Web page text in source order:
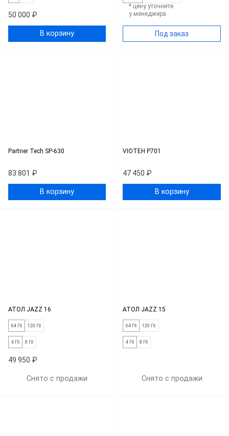
50 000 ₽
В корзину
* цену уточните
у менеджера
Под заказ
Partner Tech SP-630
83 801 ₽
В корзину
VIOTEH P701
47 450 ₽
В корзину
АТОЛ JAZZ 16
64 Гб 120 Гб
4 Гб 8 Гб
49 950 ₽
Снято с продажи
АТОЛ JAZZ 15
64 Гб 120 Гб
4 Гб 8 Гб
Снято с продажи